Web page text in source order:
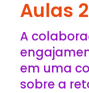
Aulas
A
em uma
sobre a